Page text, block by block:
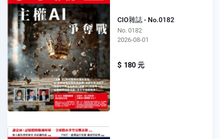
CIO雜誌 - No.0182
No. 0182
2026-08-01
$ 180 元